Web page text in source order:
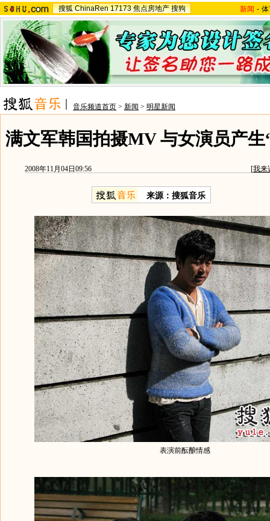
搜狐 ChinaRen 17173 焦点房地产 搜狗 新闻 -
音乐频道首页 > 新闻 > 明星新闻
满文军韩国拍摄MV 与女演员产生
2008年11月04日09:56 [我来
来源：搜狐音乐
表演前酝酿情感